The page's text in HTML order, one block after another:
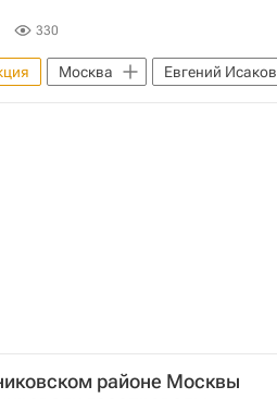
330
Москва Евгений Исаков
районе Москвы